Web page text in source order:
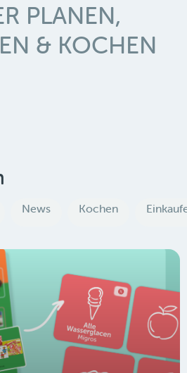
PLANEN,
& KOCHEN
News Kochen